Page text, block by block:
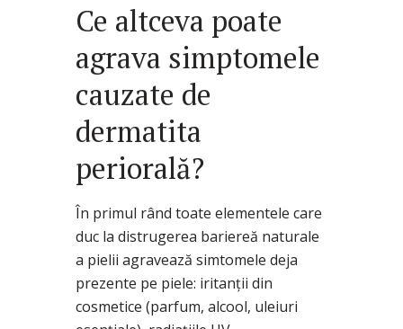
Ce altceva poate
agrava simptomele
cauzate de
dermatita
periorală?
În primul rând toate elementele care
duc la distrugerea bariereă naturale
a pielii agravează simtomele deja
prezente pe piele: iritanții din
cosmetice (parfum, alcool, uleiuri